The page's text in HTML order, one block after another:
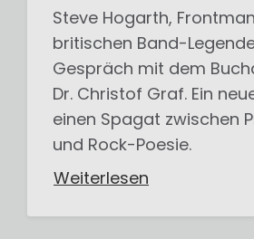
Steve Hogarth,
britischen Band-
Gespräch mit dem
Dr. Christof Graf. Ein
einen Spagat zwischen
und Rock-Poesie.
Weiterlesen